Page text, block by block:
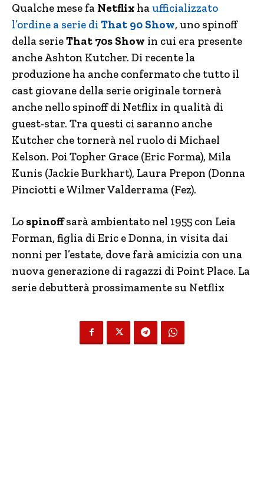
Qualche mese fa Netflix ha ufficializzato
l’ordine a serie di That 90 Show, uno spinoff
della serieThat 70s Show in cui era presente
anche Ashton Kutcher. Di recente la
produzione ha anche confermato che tutto il
cast giovane della serie originale tornerà
anche nello spinoff di Netflix in qualità di
guest-star. Tra questi ci saranno anche
Kutcher che tornerà nel ruolo di Michael
Kelson. Poi Topher Grace (Eric Forma), Mila
Kunis (Jackie Burkhart), Laura Prepon (Donna
Pinciotti e Wilmer Valderrama (Fez).
Lo spinoffsarà ambientato nel 1955 con Leia
Forman, figlia di Eric e Donna, in visita dai
nonni per l’estate, dove farà amicizia con una
nuova generazione di ragazzi di Point Place. La
serie debutterà prossimamente su Netflix